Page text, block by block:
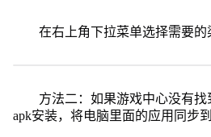
在右上角下拉菜单选择需要的
方法二：如果游戏中心没有
apk安装，将电脑里面的应用同步